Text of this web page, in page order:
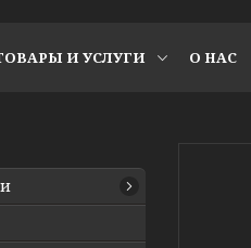
И УСЛУГИ О НАС